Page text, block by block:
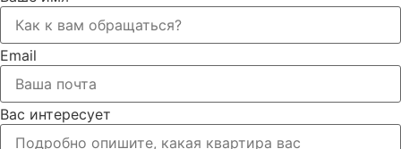
Email
Вас интересует